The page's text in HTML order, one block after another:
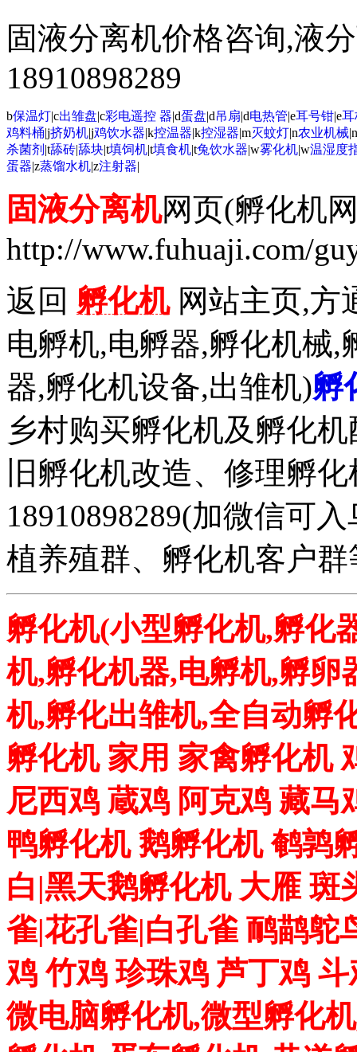
固液分离机价格咨询,液
18910898289
b保温灯|c出雏盘|c彩电遥控 器|d蛋盘|d吊扇|d电热管|e耳号钳|e耳
鸡料桶|j挤奶机|j鸡饮水器|k控温器|k控湿器|m灭蚊灯|n农业机械|n
杀菌剂 |t舔砖|舔块|t填饲机|t填食机|t兔饮水器|w雾化机|w温湿度
蛋器|z蒸馏水机|z注射器|
固液分离机网页(孵化机
http://www.fuhuaji.com/
返回 孵化机网站主页,方
电孵机,电孵器,孵化机械,
器,孵化机设备,出雏机)孵
乡村购买孵化机及孵化
旧孵化机改造、修理孵
18910898289(加微信可
植养殖群、孵化机客户
孵化机(小型孵化机,孵化
机,孵化机器,电孵机,孵卵
机,孵化出雏机,全自动孵
孵化机 家用 家禽孵化机
尼西鸡 蔵鸡 阿克鸡 藏马
鸭孵化机 鹅孵化机 鹌鹑
白|黑天鹅孵化机 大雁 斑
雀|花孔雀|白孔雀 鸸鹋鸵
鸡 竹鸡 珍珠鸡 芦丁鸡
微电脑孵化机,微型孵化